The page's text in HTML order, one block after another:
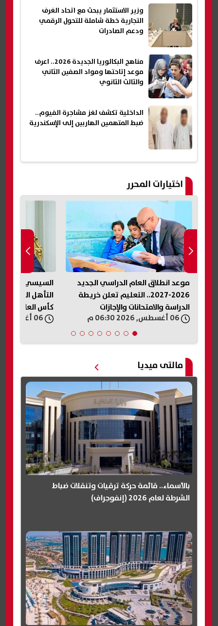
وزير الاستثمار يبحث مع اتحاد الغرف
التجارية خطة شاملة للتحول الرقمي
ودعم الصادرات
مناهج البكالوريا الجديدة 2026.. اعرف
موعد إتاحتها ومواد الصفين الثاني
والثالث الثانوي
الداخلية تكشف لغز مشاجرة الفيوم..
ضبط المتهمين الهاربين إلى الإسكندرية
اختيارات المحرر
الجديد
تعلن خريطة
السيسي يهنئ ناشئات مصر بعد
التأهل التاريخي إلى نصف نهائي
كأس العالم لكرة اليد
06 أغسطس, 2026 06:27 م
الصحة
جديدة
مالتى ميديا
بالأسماء.. قائمة حركة ترقيات وتنقلات ضباط
الشرطة لعام 2026 (إنفوجراف)